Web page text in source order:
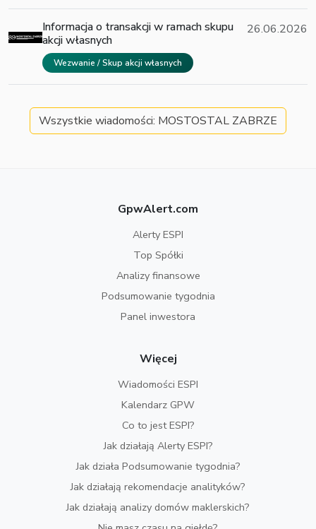
Informacja o transakcji w ramach skupu
akcji własnych
Wezwanie / Skup akcji własnych
26.06.2026
Wszystkie wiadomości: MOSTOSTAL ZABRZE
GpwAlert.com
Alerty ESPI
Top Spółki
Analizy finansowe
Podsumowanie tygodnia
Panel inwestora
Więcej
Wiadomości ESPI
Kalendarz GPW
Co to jest ESPI?
Jak działają Alerty ESPI?
Jak działa Podsumowanie tygodnia?
Jak działają rekomendacje analityków?
Jak działają analizy domów maklerskich?